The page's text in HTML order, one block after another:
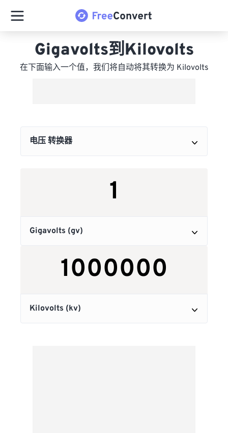
Gigavolts到Kilovolts
在下面输入一个值，我们将自动将其转换为 Kilovolts